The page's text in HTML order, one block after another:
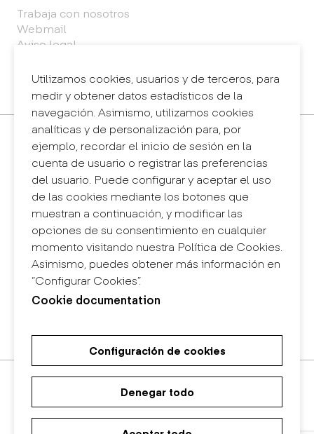
Utilizamos cookies, usuarios y de terceros, para
medir y obtener datos estadísticos de la
navegación. Asimismo, utilizamos cookies
analíticas y de personalización para, por
ejemplo, recordar el inicio de sesión en la
cuenta de usuario o registrar las preferencias
del usuario. Puede configurar y aceptar el uso
de las cookies mediante los botones que
muestran a continuación, y modificar las
opciones de su consentimiento en cualquier
momento visitando nuestra Política de Cookies.
Asimismo, puedes obtener más información en
“Configurar Cookies”.
Cookie documentation
Configuración de cookies
Denegar todo
Trabaja con nosotros
Webmail
Aviso legal
Sistema interno de información (canal de
denuncias)
Contacto
+34 932 030 923
info@eina.cat
Eina Sentmenat
Passeig Santa Eulàlia, 25
08017 Barcelona
+34 672 31 86 57
Eina Bosc
Carrer del Bosc, 2
+34 675 78 48 03